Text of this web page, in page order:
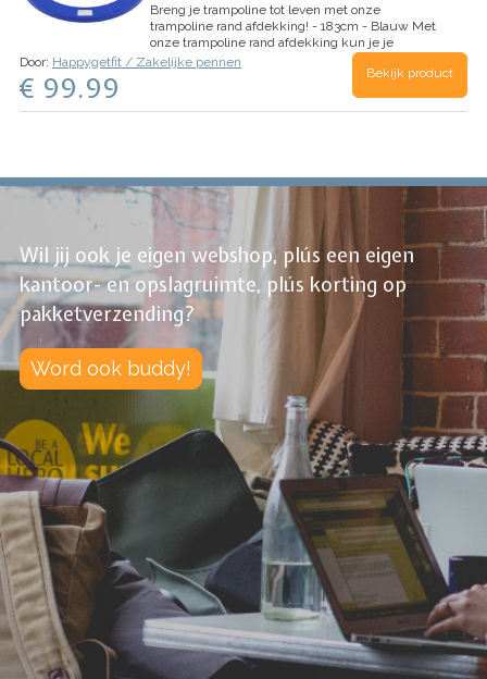
Breng je trampoline tot leven met onze
trampoline rand afdekking! - 183cm - Blauw Met
onze trampoline rand afdekking kun je je
trampoline nieuw leven inblazen en je kinderen
een veilige en plezierige springervaring bieden.
Onze randafdekking is speciaal ontworpen voor
Door: Happygetfit / Zakelijke pennen
€ 99.99 Bekijk product
Wil jij ook je eigen webshop, plús een eigen
kantoor- en opslagruimte, plús korting op
pakketverzending?
Word ook buddy!